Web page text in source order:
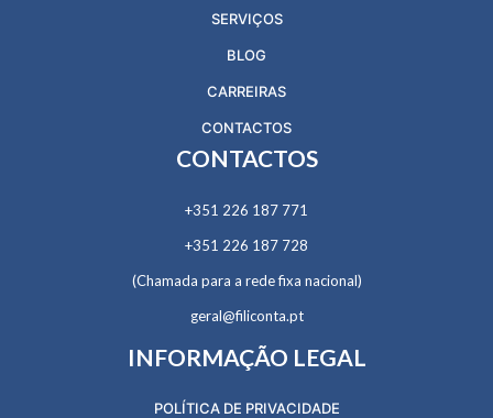
SERVIÇOS
BLOG
CARREIRAS
CONTACTOS
CONTACTOS
+351 226 187 771
+351 226 187 728
(Chamada para a rede fixa nacional)
geral@filiconta.pt
INFORMAÇÃO LEGAL
POLÍTICA DE PRIVACIDADE